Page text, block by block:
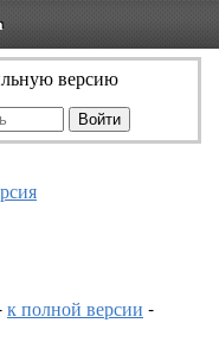
версию
к полной версии -